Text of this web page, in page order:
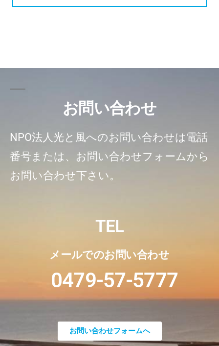
お問い合わせ
NPO法人光と風へのお問い合わせは電話
番号または、お問い合わせフォームから
お問い合わせ下さい。
TEL
メールでのお問い合わせ
0479-57-5777
お問い合わせフォームへ